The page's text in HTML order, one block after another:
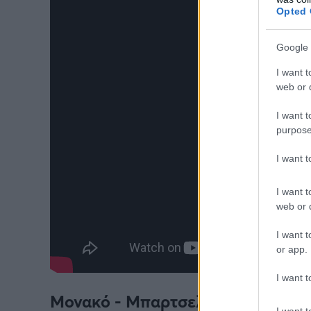
Opted
Google
I want
web or
I want
I want
I want
web or
I want
or app.
I want
Μονακό - Μπαρτσελόνα: Ο αγώνας